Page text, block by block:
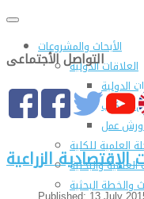
الأبحاث والمشروعات
العلاقات الدولية
الدولية
للمكتب
ورش عمل
العلمية للكلية
العلمية والبحثية
والخطة البحثية
التواصل الأجتماعى
الإقتصادية الزراعية